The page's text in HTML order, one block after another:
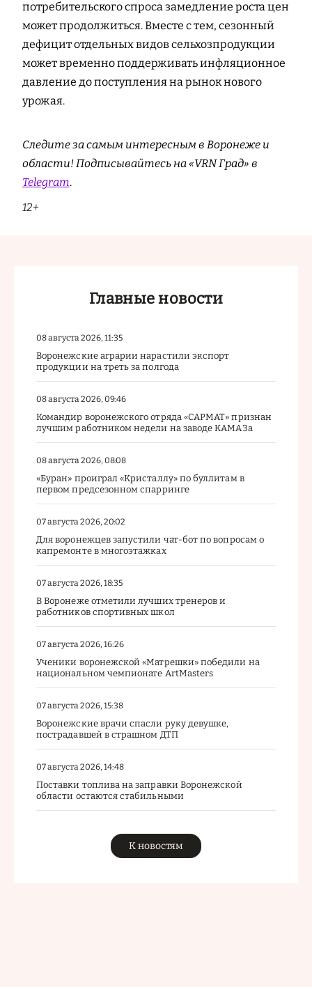
потребительского спроса замедление роста цен
может продолжиться. Вместе с тем, сезонный
дефицит отдельных видов сельхозпродукции
может временно поддерживать инфляционное
давление до поступления на рынок нового
урожая.
Следите за самым интересным в Воронеже и
области! Подписывайтесь на «VRN Град» в
Telegram.
12+
Главные новости
08 августа 2026, 11:35
Воронежские аграрии нарастили экспорт
продукции на треть за полгода
08 августа 2026, 09:46
Командир воронежского отряда «САРМАТ» признан
лучшим работником недели на заводе КАМАЗа
08 августа 2026, 08:08
«Буран» проиграл «Кристаллу» по буллитам в
первом предсезонном спарринге
07 августа 2026, 20:02
Для воронежцев запустили чат-бот по вопросам о
капремонте в многоэтажках
07 августа 2026, 18:35
В Воронеже отметили лучших тренеров и
работников спортивных школ
07 августа 2026, 16:26
Ученики воронежской «Матрешки» победили на
национальном чемпионате ArtMasters
07 августа 2026, 15:38
Воронежские врачи спасли руку девушке,
пострадавшей в страшном ДТП
07 августа 2026, 14:48
Поставки топлива на заправки Воронежской
области остаются стабильными
К новостям